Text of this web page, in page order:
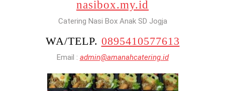
nasibox.my.id
Catering Nasi Box Anak SD Jogja
WA/TELP. 0895410577613
Email : admin@amanahcatering.id